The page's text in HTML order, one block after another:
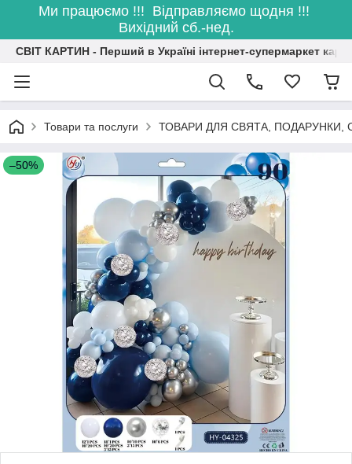
Ми працюємо !!! Відправляємо щодня !!!
Вихідний сб.-нед.
СВІТ КАРТИН - Перший в Україні інтернет-супермаркет
Товари та послуги ТОВАРИ ДЛЯ СВЯТА, ПОДАРУНКИ,
–50%